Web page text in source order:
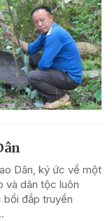
Dân, ký ức về một
và dân tộc luôn
bồi đắp truyền